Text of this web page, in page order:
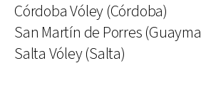
Córdoba Vóley (Córdoba)
San Martín de Porres
Salta Vóley (Salta)